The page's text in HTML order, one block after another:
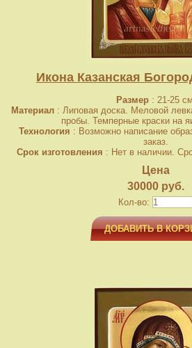
Икона Казанская
Размер: 21-25
Материал : Липовая доска. Меловой
пробы. Темперные краски на
Технология : Возможно написание
заказ.
Срок изготовления : Нет в наличии.
Цена
30000 руб.
Кол-во:
ДОБАВИТЬ В